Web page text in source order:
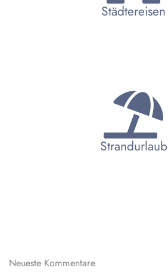
Städtereisen
Strandurlaub
Neueste Kommentare